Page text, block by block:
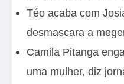
Téo acaba com
desmascara a
Camila Pitanga
uma mulher, diz